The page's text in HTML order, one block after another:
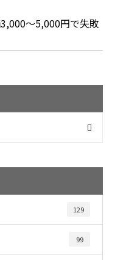
〜5,000円で失敗
129
99